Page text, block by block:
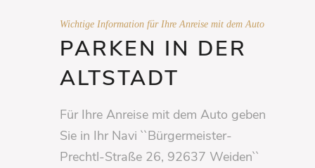
Wichtige Information für Ihre Anreise mit dem Auto
PARKEN IN DER
ALTSTADT
Für Ihre Anreise mit dem Auto geben
Sie in Ihr Navi ``Bürgermeister-
Prechtl-Straße 26, 92637 Weiden``